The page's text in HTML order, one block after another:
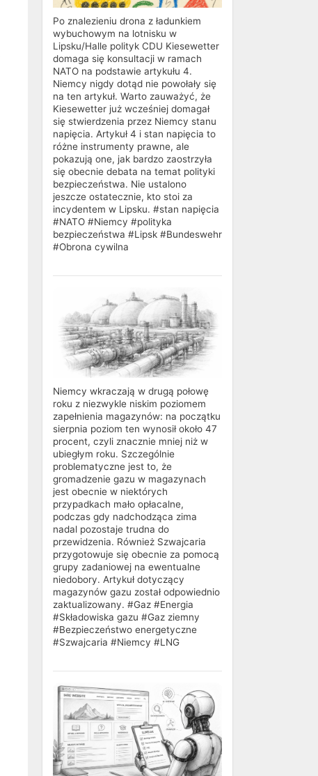
Po znalezieniu drona z ładunkiem
wybuchowym na lotnisku w
Lipsku/Halle polityk CDU Kiesewetter
domaga się konsultacji w ramach
NATO na podstawie artykułu 4.
Niemcy nigdy dotąd nie powołały się
na ten artykuł. Warto zauważyć, że
Kiesewetter już wcześniej domagał
się stwierdzenia przez Niemcy stanu
napięcia. Artykuł 4 i stan napięcia to
różne instrumenty prawne, ale
pokazują one, jak bardzo zaostrzyła
się obecnie debata na temat polityki
bezpieczeństwa. Nie ustalono
jeszcze ostatecznie, kto stoi za
incydentem w Lipsku. #stan napięcia
#NATO #Niemcy #polityka
bezpieczeństwa #Lipsk #Bundeswehr
#Obrona cywilna
Niemcy wkraczają w drugą połowę
roku z niezwykle niskim poziomem
zapełnienia magazynów: na początku
sierpnia poziom ten wynosił około 47
procent, czyli znacznie mniej niż w
ubiegłym roku. Szczególnie
problematyczne jest to, że
gromadzenie gazu w magazynach
jest obecnie w niektórych
przypadkach mało opłacalne,
podczas gdy nadchodząca zima
nadal pozostaje trudna do
przewidzenia. Również Szwajcaria
przygotowuje się obecnie za pomocą
grupy zadaniowej na ewentualne
niedobory. Artykuł dotyczący
magazynów gazu został odpowiednio
zaktualizowany. #Gaz #Energia
#Składowiska gazu #Gaz ziemny
#Bezpieczeństwo energetyczne
#Szwajcaria #Niemcy #LNG